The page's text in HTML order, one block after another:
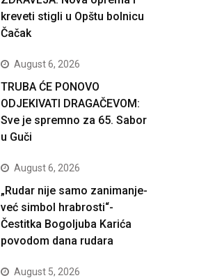
kreveti stigli u Opštu bolnicu
Čačak
August 6, 2026
TRUBA ĆE PONOVO
ODJEKIVATI DRAGAČEVOM:
Sve je spremno za 65. Sabor
u Guči
August 6, 2026
„Rudar nije samo zanimanje-
već simbol hrabrosti“-
Čestitka Bogoljuba Karića
povodom dana rudara
August 5, 2026